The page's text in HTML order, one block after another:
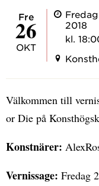
fre
26
OKT
2018
kl.
Välkommen till
or Die på
Konstnärer:
Vernissage: Fredag